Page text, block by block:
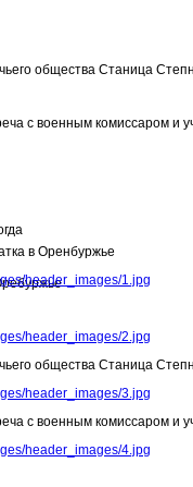
общества Станица
с военным комиссаром и
в Оренбуржье
header_images/1.jpg
header_images/2.jpg
общества Станица
header_images/3.jpg
с военным комиссаром и
header_images/4.jpg